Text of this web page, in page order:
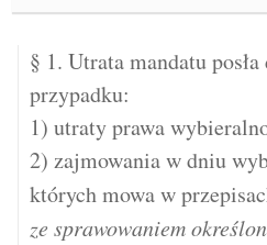
§ 1. Utrata mandatu
przypadku:
1) utraty prawa
2) zajmowania w dniu
których mowa w
ze sprawowaniem